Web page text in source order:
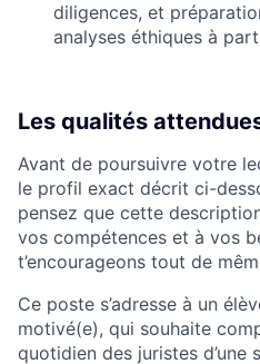
diligences, et
analyses éthiques à
Les qualités
Avant de poursuivre votre
le profil exact décrit ci-
pensez que cette
vos compétences et à vos
t’encourageons tout de
Ce poste s’adresse à un
motivé(e), qui souhaite
quotidien des juristes d’une